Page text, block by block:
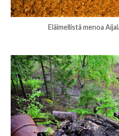
Eläimellistä menoa